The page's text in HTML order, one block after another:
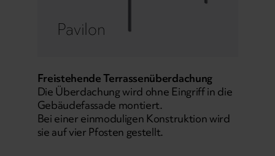
Pavilon
Freistehende Terrassenüberdachung
Die Überdachung wird ohne Eingriff in die
Gebäudefassade montiert.
Bei einer einmoduligen Konstruktion wird
sie auf vier Pfosten gestellt.